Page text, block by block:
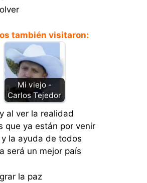
también visitaron:
Mi viejo -
Carlos Tejedor
al ver la realidad
que ya están por venir
la ayuda de todos
será un mejor país
la paz